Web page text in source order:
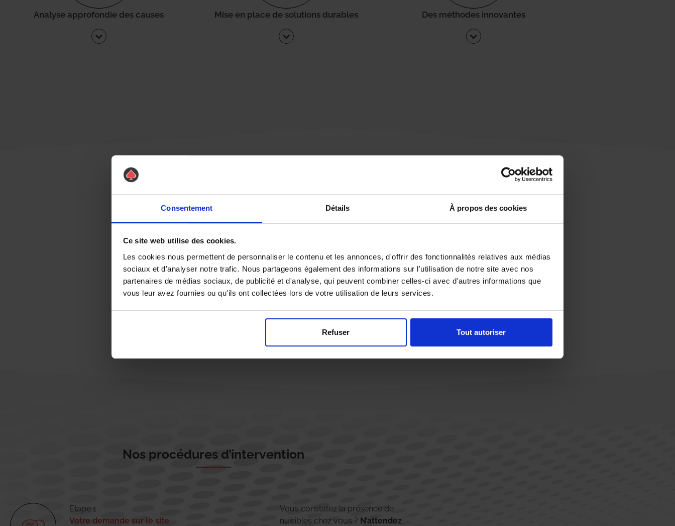
Consentement Détails À propos des cookies
Ce site web utilise des cookies.
Les cookies nous permettent de personnaliser le contenu et les annonces, d'offrir des fonctionnalités relatives aux médias
sociaux et d'analyser notre trafic. Nous partageons également des informations sur l'utilisation de notre site avec nos
partenaires de médias sociaux, de publicité et d'analyse, qui peuvent combiner celles-ci avec d'autres informations que
vous leur avez fournies ou qu'ils ont collectées lors de votre utilisation de leurs services.
Refuser Tout autoriser
Analyse approfondie des causes Mise en place de solutions durables Des méthodes innovantes
Une urgence ?
Vous souhaitez être
Nos procédures d’intervention
Etape 1 :
Votre demande sur le site
Vous constatez la présence de
nuisibles chez vous ? N’attendez